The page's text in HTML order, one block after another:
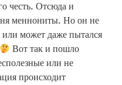
честь. Отсюда и
меннониты. Но он не
может даже пытался
Вот так и пошло
или не
происходит